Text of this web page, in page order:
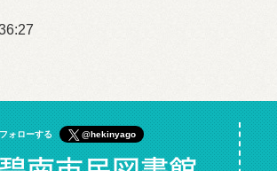
フォローする @hekinyago